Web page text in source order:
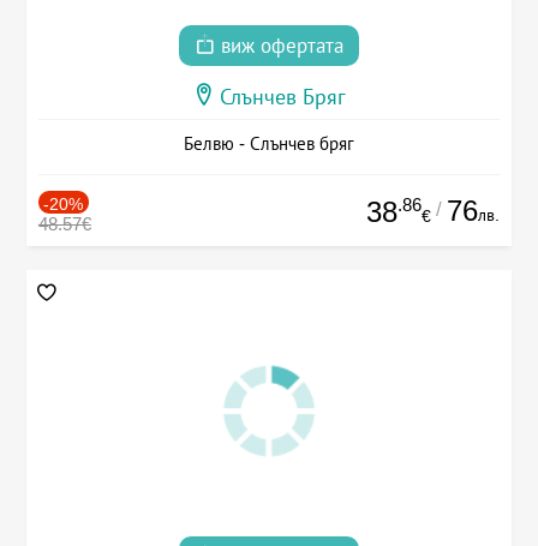
виж офертата
Слънчев Бряг
Белвю - Слънчев бряг
-20%
48.57€ 38.86
€ / 76лв.